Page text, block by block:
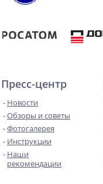
Пресс-центр
Новости
Обзоры и советы
Фотогалерея
Инструкции
Наши
рекомендации